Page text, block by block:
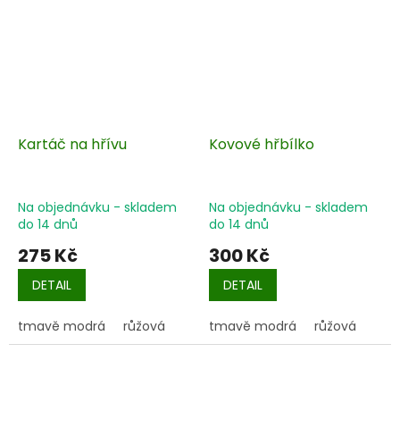
Kartáč na hřívu
Na objednávku - skladem
do 14 dnů
275 Kč
DETAIL
tmavě modrá růžová
Kovové hřbílko
Na objednávku - skladem
do 14 dnů
300 Kč
DETAIL
tmavě modrá růžová